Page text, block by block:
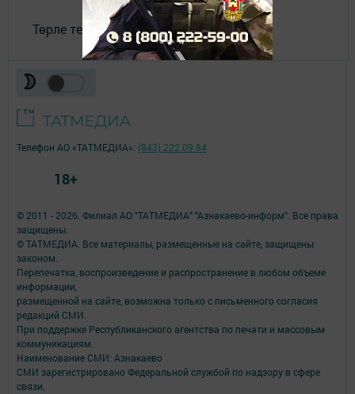
Төрле темалар
© 2011 - 2026. Филиал АО "ТАТМЕДИА" "Азнакаево-информ". Все права
защищены.
© ТАТМЕДИА. Все материалы, размещенные на сайте, защищены
законом.
Перепечатка, воспроизведение и распространение в любом объеме
информации,
размещенной на сайте, возможна только с письменного согласия
редакций СМИ.
При поддержке Республиканского агентства по печати и массовым
коммуникациям.
Наименование СМИ: Азнакаево
СМИ зарегистрировано Федеральной службой по надзору в сфере
связи,
Телефон АО «ТАТМЕДИА»: (843) 222 09 84
18+